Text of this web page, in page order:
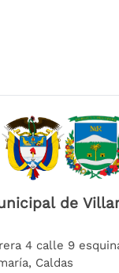
de
4 calle 9
Caldas